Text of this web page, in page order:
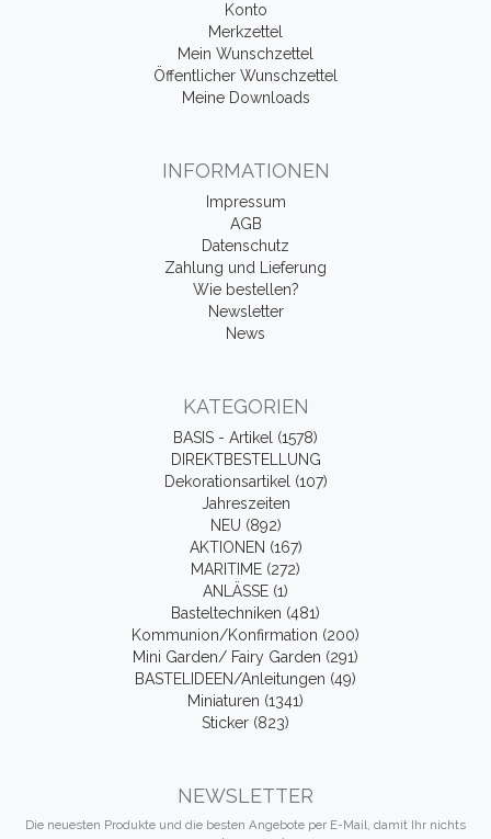
Konto
Merkzettel
Mein Wunschzettel
Öffentlicher Wunschzettel
Meine Downloads
INFORMATIONEN
Impressum
AGB
Datenschutz
Zahlung und Lieferung
Wie bestellen?
Newsletter
News
KATEGORIEN
BASIS - Artikel (1578)
DIREKTBESTELLUNG
Dekorationsartikel (107)
Jahreszeiten
NEU (892)
AKTIONEN (167)
MARITIME (272)
ANLÄSSE (1)
Basteltechniken (481)
Kommunion/Konfirmation (200)
Mini Garden/ Fairy Garden (291)
BASTELIDEEN/Anleitungen (49)
Miniaturen (1341)
Sticker (823)
NEWSLETTER
Die neuesten Produkte und die besten Angebote per E-Mail, damit Ihr nichts